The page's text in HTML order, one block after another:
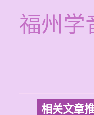
福州学
相关文章